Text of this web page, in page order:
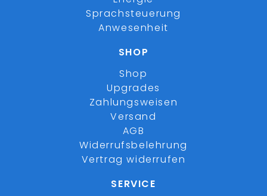
Sprachsteuerung
Anwesenheit
SHOP
Shop
Upgrades
Zahlungsweisen
Versand
AGB
Widerrufsbelehrung
Vertrag widerrufen
SERVICE